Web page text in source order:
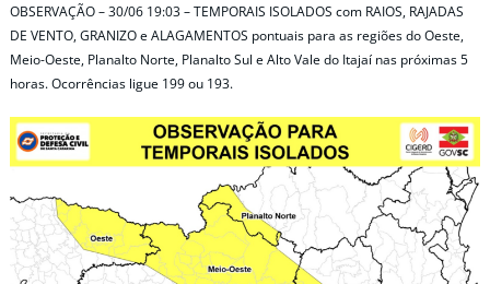
OBSERVAÇÃO – 30/06 19:03 – TEMPORAIS ISOLADOS com RAIOS, RAJADAS
DE VENTO, GRANIZO e ALAGAMENTOS pontuais para as regiões do Oeste,
Meio-Oeste, Planalto Norte, Planalto Sul e Alto Vale do Itajaí nas próximas 5
horas. Ocorrências ligue 199 ou 193.